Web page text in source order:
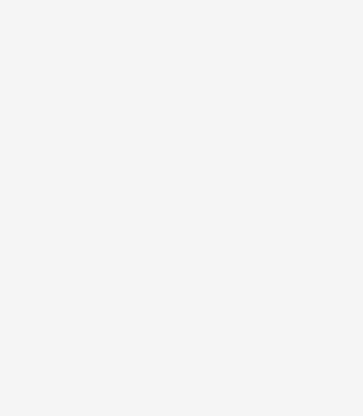
ki, mert így valóban csak azok a találatok kerülnek elénk,
kap a történelem és a nyelvészet, a politikatudomány és a
a mezőgazdaság, és az orvostudományon belül az idegtudomány
indexelik a tudományos teljesítménymérés fontos
és letölthetőek telefonra, tabletre, és e-olvasóra is, valamint
lehetőséget nyújt.
és kattintsunk a „Continue to login” gombra.
(EHA) kódunkat és a hozzá tartozó jelszót.